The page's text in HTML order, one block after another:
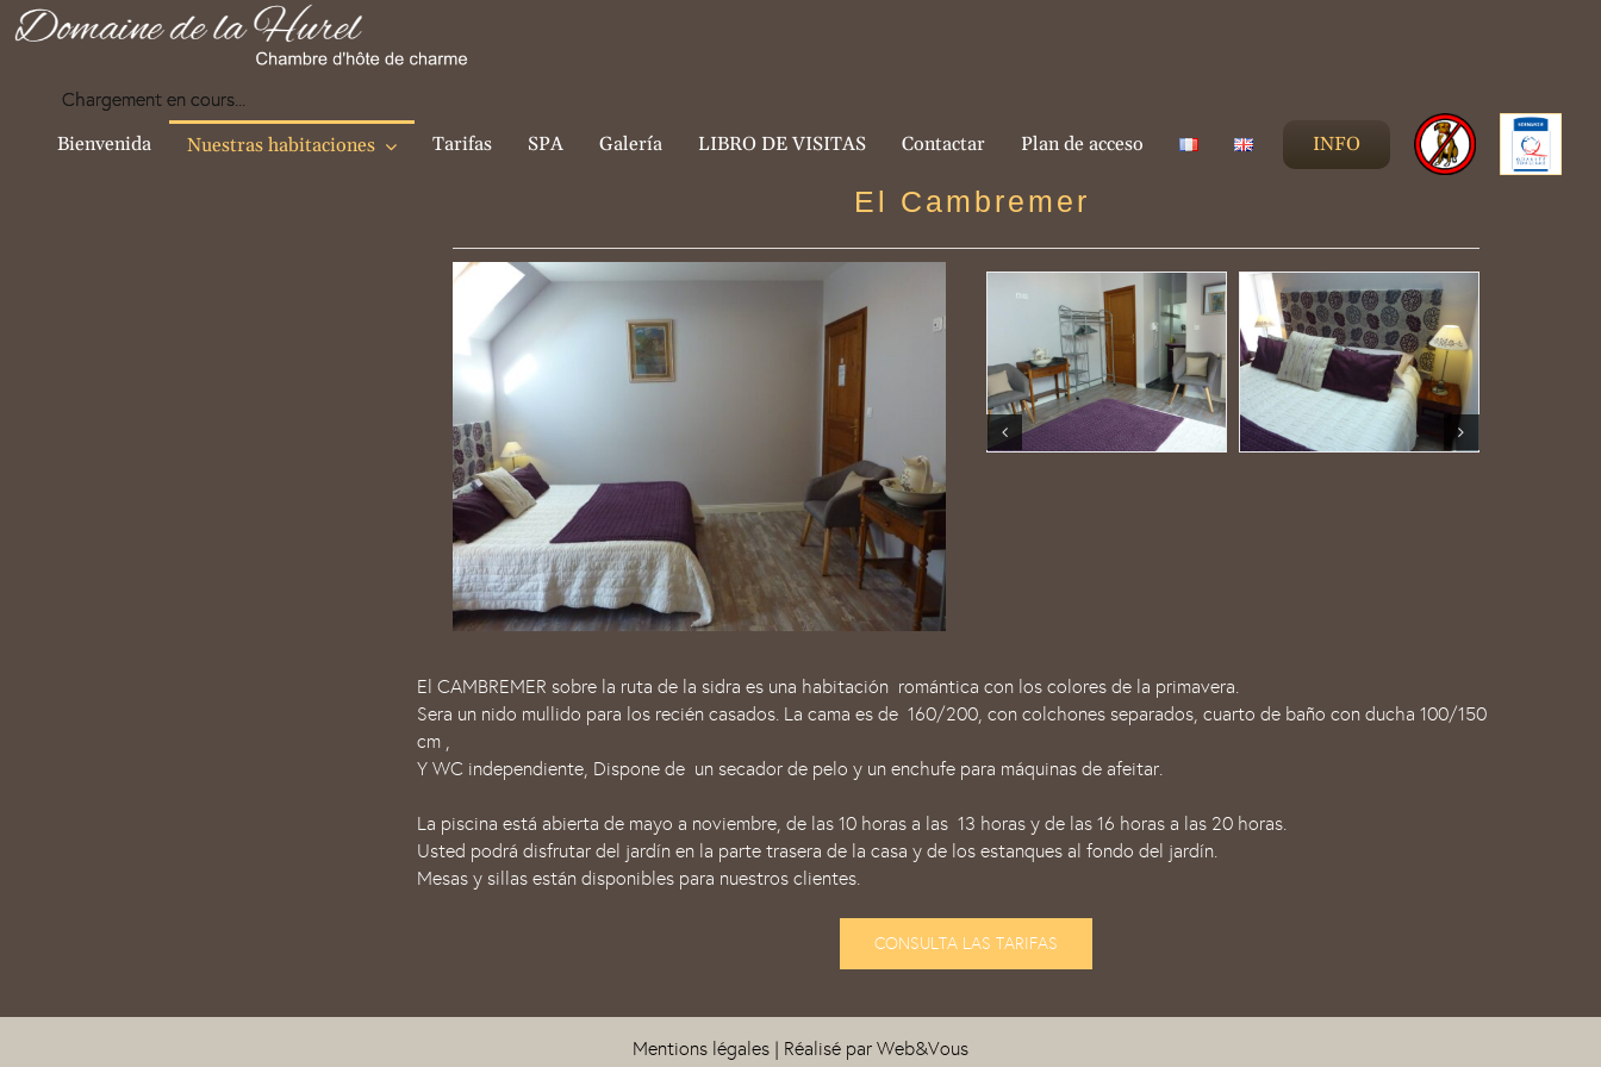
Skip
to
Chargement en cours...
Bienvenida Nuestras habitaciones Tarifas SPA Galería LIBRO DE VISITAS Contactar Plan de acceso INFO
El Cambremer
El CAMBREMER sobre la ruta de la sidra es una habitación romántica con los colores de la primavera.
Sera un nido mullido para los recién casados. La cama es de 160/200, con colchones separados, cuarto de baño con ducha 100/150
cm ,
Y WC independiente, Dispone de un secador de pelo y un enchufe para máquinas de afeitar.
La piscina está abierta de mayo a noviembre, de las 10 horas a las 13 horas y de las 16 horas a las 20 horas.
Usted podrá disfrutar del jardín en la parte trasera de la casa y de los estanques al fondo del jardín.
Mesas y sillas están disponibles para nuestros clientes.
CONSULTA LAS TARIFAS
Mentions légales | Réalisé par Web&Vous